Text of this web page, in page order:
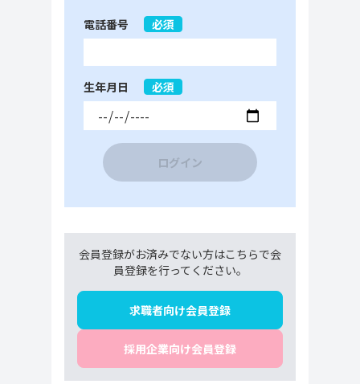
電話番号 必須
生年月日 必須
ログイン
会員登録がお済みでない方はこちらで会
員登録を行ってください。
求職者向け会員登録
採用企業向け会員登録